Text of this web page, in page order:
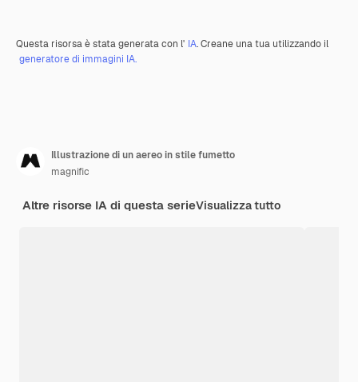
Questa risorsa è stata generata con l' IA. Creane una tua utilizzando il
generatore di immagini IA.
Illustrazione di un aereo in stile fumetto
magnific
Altre risorse IA di questa serieVisualizza tutto